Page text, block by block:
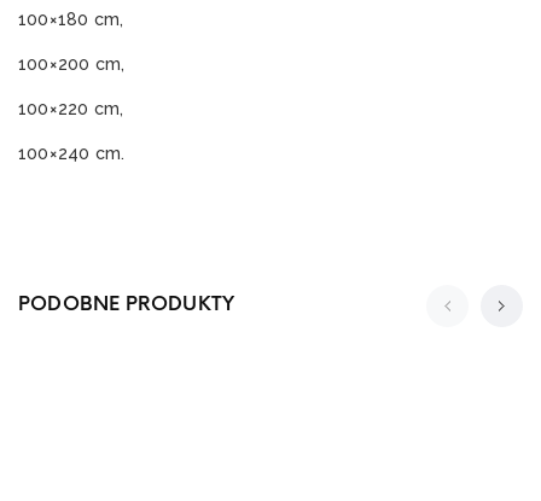
100×180 cm,
100×200 cm,
100×220 cm,
100×240 cm.
PODOBNE PRODUKTY